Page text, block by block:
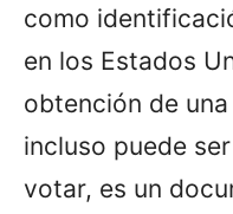
como
en los Estados
obtención de
incluso puede
votar, es un